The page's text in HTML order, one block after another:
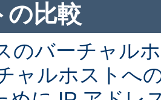
の比較
のバーチャル
ャルホストへ